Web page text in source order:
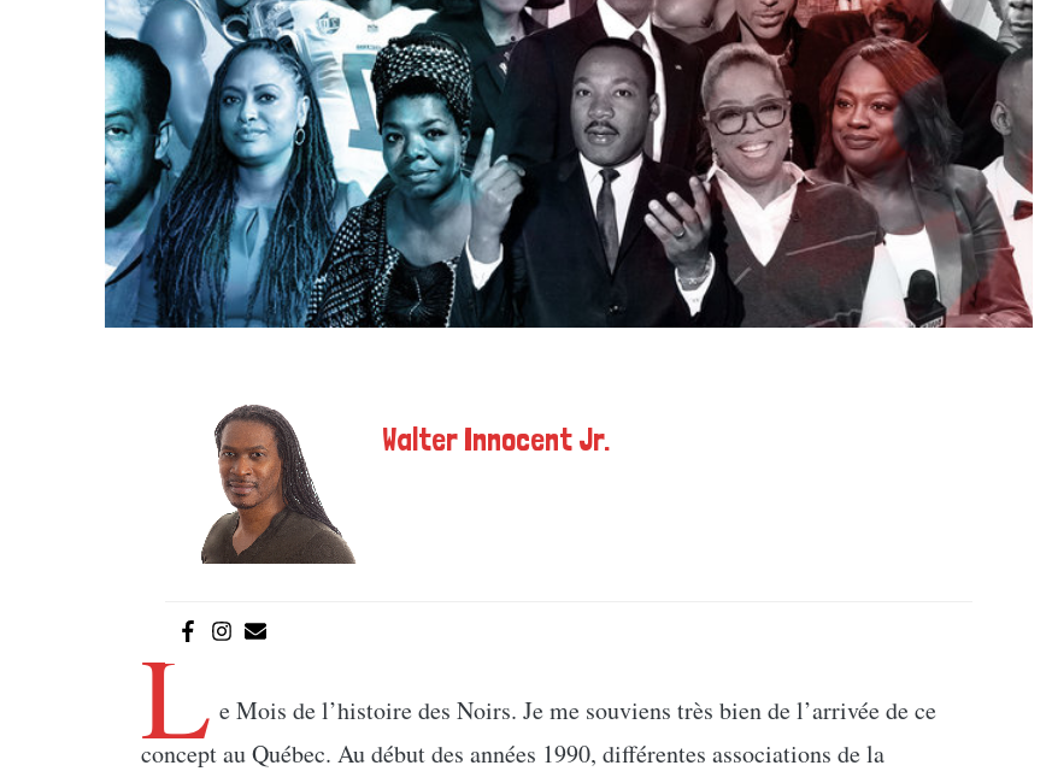
Walter Innocent Jr.
L e Mois de l’histoire des Noirs. Je me souviens très bien de l’arrivée de ce
concept au Québec. Au début des années 1990, différentes associations de la